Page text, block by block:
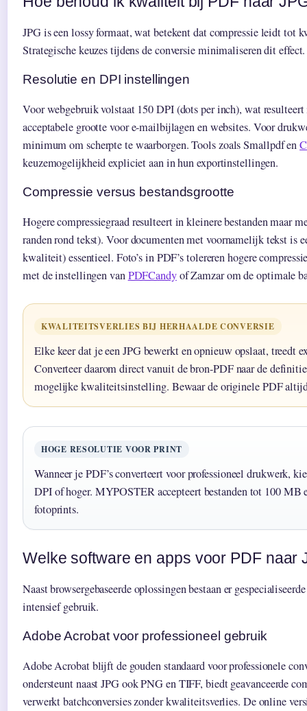
JPG is een lossy formaat, wat betekent dat compressie leidt tot
Strategische keuzes tijdens de conversie minimaliseren dit effect.
Resolutie en DPI instellingen
Voor webgebruik volstaat 150 DPI (dots per inch), wat resulteert
acceptabele grootte voor e-mailbijlagen en websites. Voor
minimum om scherpte te waarborgen. Tools zoals Smallpdf en
keuzemogelijkheid expliciet aan in hun exportinstellingen.
Compressie versus bestandsgrootte
Hogere compressiegraad resulteert in kleinere bestanden maar
randen rond tekst). Voor documenten met voornamelijk tekst is
kwaliteit) essentieel. Foto’s in PDF’s tolereren hogere
met de instellingen vanPDFCandyof Zamzar om de optimale
KWALITEITSVERLIES BIJ HERHAALDE CONVERSIE
Elke keer dat je een JPG bewerkt en opnieuw opslaat, treedt
Converteer daarom direct vanuit de bron-PDF naar de
mogelijke kwaliteitsinstelling. Bewaar de originele PDF altijd
HOGE RESOLUTIE VOOR PRINT
Wanneer je PDF’s converteert voor professioneel drukwerk,
DPI of hoger. MYPOSTER accepteert bestanden tot 100 MB
fotoprints.
Welke software en apps voor PDF naar
Naast browsergebaseerde oplossingen bestaan er
intensief gebruik.
Adobe Acrobat voor professioneel gebruik
Adobe Acrobat blijft de gouden standaard voor professionele
ondersteunt naast JPG ook PNG en TIFF, biedt geavanceerde
verwerkt batchconversies zonder kwaliteitsverlies. De online